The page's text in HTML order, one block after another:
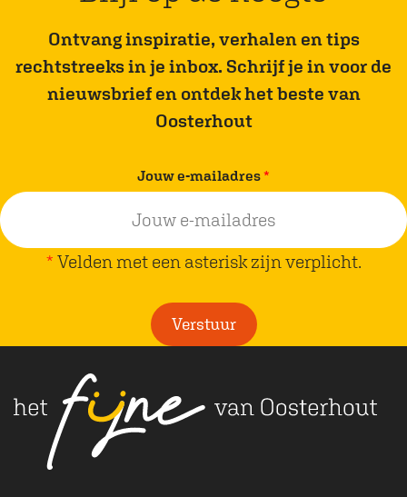
Ontvang inspiratie, verhalen en tips
rechtstreeks in je inbox. Schrijf je in voor de
nieuwsbrief en ontdek het beste van
Oosterhout
Jouw e-mailadres*
r
p
* Velden met een asterisk zijn verplicht.
Verstuur